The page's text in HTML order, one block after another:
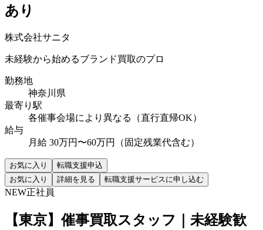
あり
株式会社サニタ
未経験から始めるブランド買取のプロ
勤務地
神奈川県
最寄り駅
各催事会場により異なる（直行直帰OK）
給与
月給 30万円〜60万円（固定残業代含む）
お気に入り
転職支援申込
お気に入り
詳細を見る 転職支援サービスに申し込む
NEW正社員
【東京】催事買取スタッフ｜未経験歓